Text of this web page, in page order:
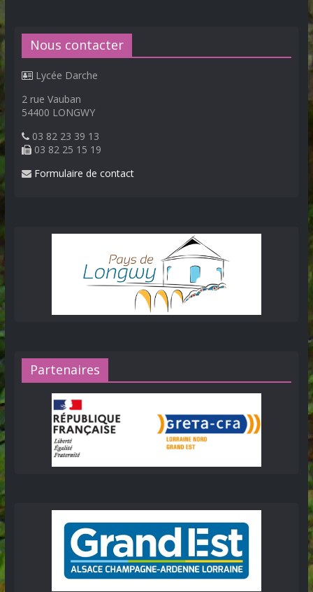
Nous contacter
Lycée Darche
2 rue Vauban
54400 LONGWY
03 82 23 39 13
03 82 25 15 19
Formulaire de contact
Partenaires